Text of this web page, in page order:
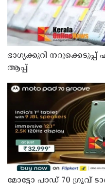
ഭാഗ്യക്കുറി
ആപ്പ്
മോട്ടോ പാഡ് 70 ഗ്രൂവ്